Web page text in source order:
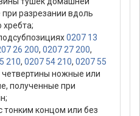
разрезании вдоль
хребта;
0207 13
26 200, 0207 27 200,
210, 0207 54 210, 0207 55
четвертины ножные или
полученные при
тонким концом или без